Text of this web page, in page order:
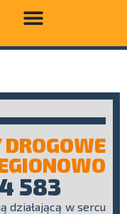
DROGOWE
583
działającą w sercu